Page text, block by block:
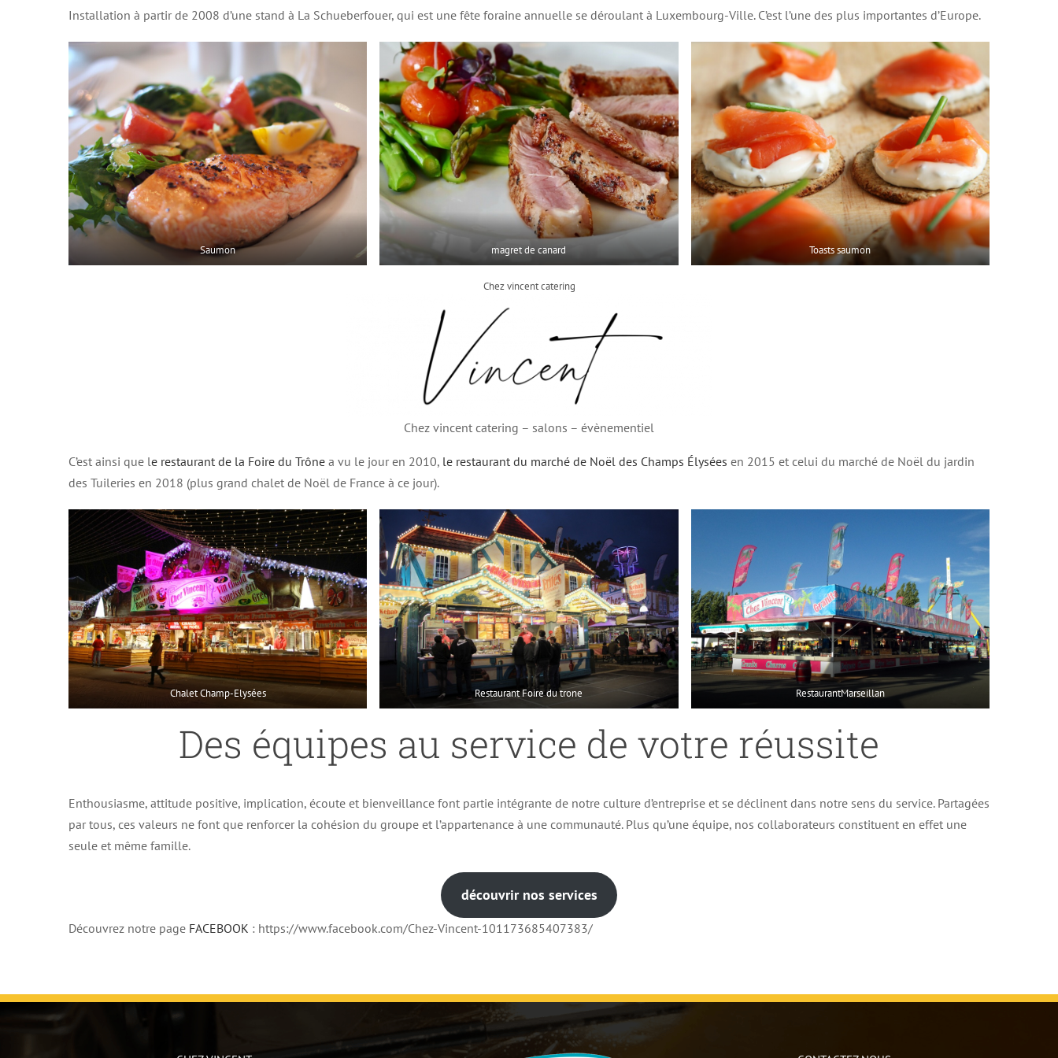
Installation à partir de 2008 d’une stand à La Schueberfouer, qui est une fête foraine annuelle se déroulant à Luxembourg-Ville. C’est l’une des plus importantes d’Europe.
Saumon magret de canard Toasts saumon
Chez vincent catering
Chez vincent catering – salons – évènementiel
C’est ainsi que le restaurant de la Foire du Trône a vu le jour en 2010, le restaurant du marché de Noël des Champs Élysées en 2015 et celui du marché de Noël du jardin
des Tuileries en 2018 (plus grand chalet de Noël de France à ce jour).
Chalet Champ-Elysées Restaurant Foire du trone RestaurantMarseillan
Des équipes au service de votre réussite
Enthousiasme, attitude positive, implication, écoute et bienveillance font partie intégrante de notre culture d’entreprise et se déclinent dans notre sens du service. Partagées
par tous, ces valeurs ne font que renforcer la cohésion du groupe et l’appartenance à une communauté. Plus qu’une équipe, nos collaborateurs constituent en effet une
seule et même famille.
découvrir nos services
Découvrez notre page FACEBOOK : https://www.facebook.com/Chez-Vincent-101173685407383/